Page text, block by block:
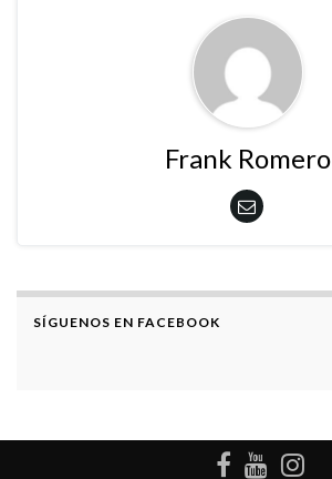
Frank Romero
SÍGUENOS EN FACEBOOK